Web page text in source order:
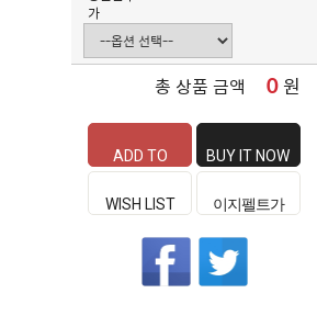
가
총 상품 금액 0원
ADD TO
CART
BUY IT NOW
WISH LIST 이지펠트가
좋은 이유